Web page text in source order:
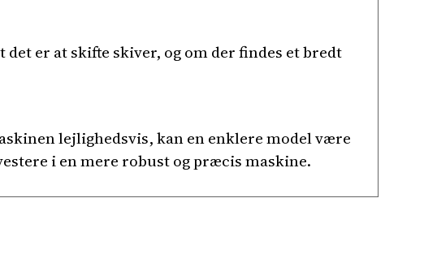
er at skifte skiver, og om der findes et bredt
lejlighedsvis, kan en enklere model være
i en mere robust og præcis maskine.